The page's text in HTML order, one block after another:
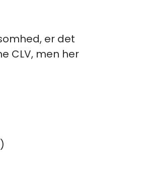
er det
CLV, men her